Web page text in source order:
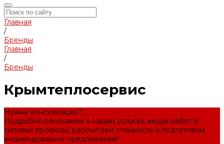
Главная
/
Бренды
Главная
/
Бренды
Крымтеплосервис
Нужна консультация?
Подробно расскажем о наших услугах, видах работ и
типовых проектах, рассчитаем стоимость и подготовим
индивидуальное предложение!